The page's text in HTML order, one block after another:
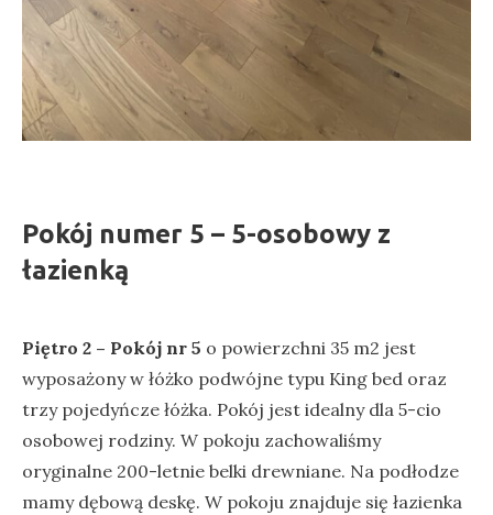
Pokój numer 5 – 5-osobowy z
łazienką
Piętro 2 – Pokój nr 5 o powierzchni 35 m2 jest
wyposażony w łóżko podwójne typu King bed oraz
trzy pojedyńcze łóżka. Pokój jest idealny dla 5-cio
osobowej rodziny. W pokoju zachowaliśmy
oryginalne 200-letnie belki drewniane. Na podłodze
mamy dębową deskę. W pokoju znajduje się łazienka